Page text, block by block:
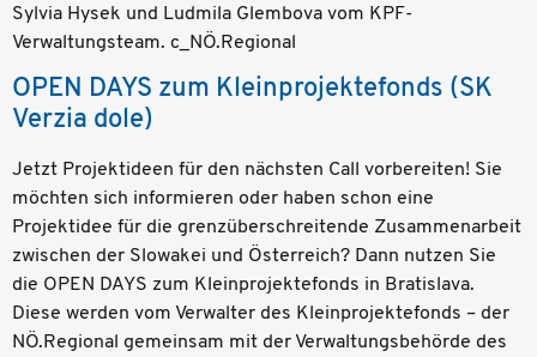
Sylvia Hysek und Ludmila Glembova vom KPF-
Verwaltungsteam. c_NÖ.Regional
OPEN DAYS zum Kleinprojektefonds (SK
Verzia dole)
Jetzt Projektideen für den nächsten Call vorbereiten! Sie
möchten sich informieren oder haben schon eine
Projektidee für die grenzüberschreitende Zusammenarbeit
zwischen der Slowakei und Österreich? Dann nutzen Sie
die OPEN DAYS zum Kleinprojektefonds in Bratislava.
Diese werden vom Verwalter des Kleinprojektefonds – der
NÖ.Regional gemeinsam mit der Verwaltungsbehörde des